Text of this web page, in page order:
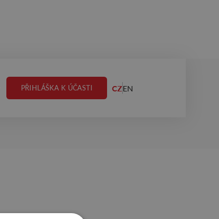
PŘIHLÁŠKA K ÚČASTI CZEN